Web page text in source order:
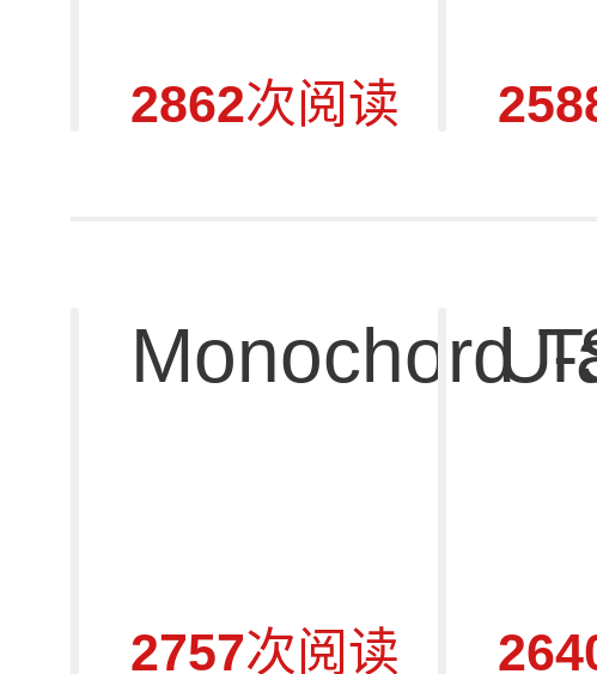
2862次阅读
Monochord
2757次阅读
U-